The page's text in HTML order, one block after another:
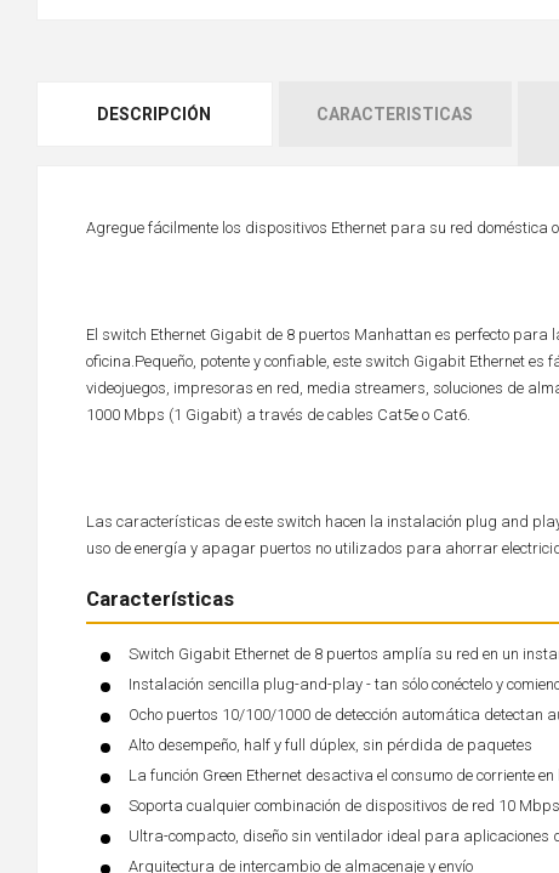
DESCRIPCIÓN CARACTERISTICAS
Agregue fácilmente los dispositivos Ethernet para su red doméstica
El switch Ethernet Gigabit de 8 puertos Manhattan es perfecto para
oficina.Pequeño, potente y confiable, este switch Gigabit Ethernet
videojuegos, impresoras en red, media streamers, soluciones de
1000 Mbps (1 Gigabit) a través de cables Cat5e o Cat6.
Las características de este switch hacen la instalación plug and
uso de energía y apagar puertos no utilizados para ahorrar
Características
Switch Gigabit Ethernet de 8 puertos amplía su red en un
Instalación sencilla plug-and-play - tan sólo conéctelo y
Ocho puertos 10/100/1000 de detección automática detectan
Alto desempeño, half y full dúplex, sin pérdida de paquetes
La función Green Ethernet desactiva el consumo de corriente
Soporta cualquier combinación de dispositivos de red 10
Ultra-compacto, diseño sin ventilador ideal para aplicaciones
Arquitectura de intercambio de almacenaje y envío